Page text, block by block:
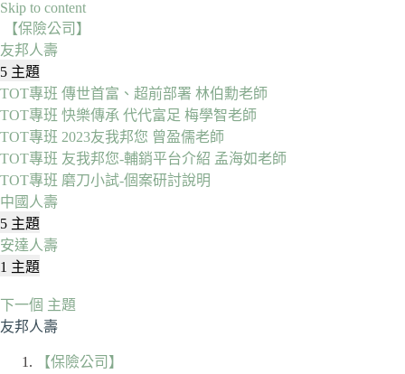
Skip to content
【保險公司】
友邦人壽
收
起
全
部
友
邦
人
壽
5 主題
TOT專班 傳世首富、超前部署 林伯勳老師
TOT專班 快樂傳承 代代富足 梅學智老師
TOT專班 2023友我邦您 曾盈儒老師
TOT專班 友我邦您-輔銷平台介紹 孟海如老師
TOT專班 磨刀小試-個案研討說明
中國人壽
展
開
全
中
國
人
5 主題
安達人壽
展
全
部
安
人
壽
1 主題
下一個 主題
友邦人壽
【保險公司】